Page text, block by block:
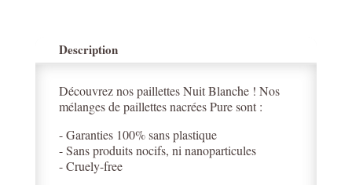
Description
Découvrez nos paillettes Nuit Blanche ! Nos
mélanges de paillettes nacrées Pure sont :
- Garanties 100% sans plastique
- Sans produits nocifs, ni nanoparticules
- Cruely-free